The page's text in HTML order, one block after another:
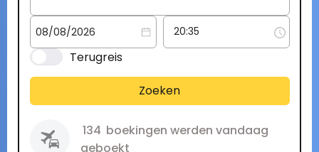
Terugreis
Zoeken
134 boekingen werden vandaag
geboekt